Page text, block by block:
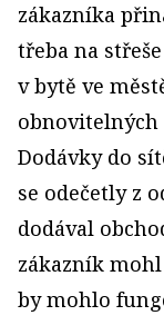
zákazníka
třeba na
v bytě ve
obnovitelných
Dodávky do
se odečetly z
dodával
zákazník
by mohlo